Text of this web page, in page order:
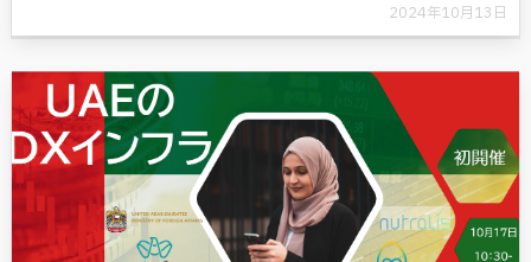
2024年10月13日